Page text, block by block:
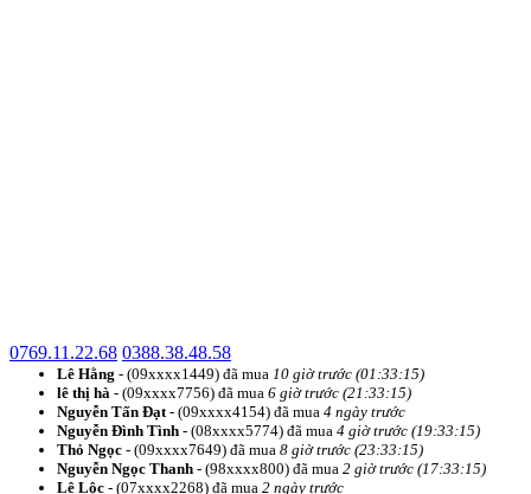
0769.11.22.68 0388.38.48.58
Lê Hằng - (09xxxx1449) đã mua 10 giờ trước (01:33:15)
lê thị hà - (09xxxx7756) đã mua 6 giờ trước (21:33:15)
Nguyễn Tấn Đạt- (09xxxx4154) đã mua 4 ngày trước
Nguyễn Đình Tình - (08xxxx5774) đã mua 4 giờ trước (19:33:15)
Thỏ Ngọc - (09xxxx7649) đã mua 8 giờ trước (23:33:15)
Nguyễn Ngọc Thanh - (98xxxx800) đã mua 2 giờ trước (17:33:15)
Lê Lộc - (07xxxx2268) đã mua 2 ngày trước